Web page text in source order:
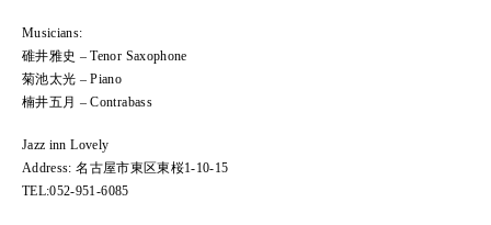
Musicians:
碓井雅史 – Tenor Saxophone
菊池太光 – Piano
楠井五月 – Contrabass
Jazz inn Lovely
Address: 名古屋市東区東桜1-10-15
TEL:052-951-6085